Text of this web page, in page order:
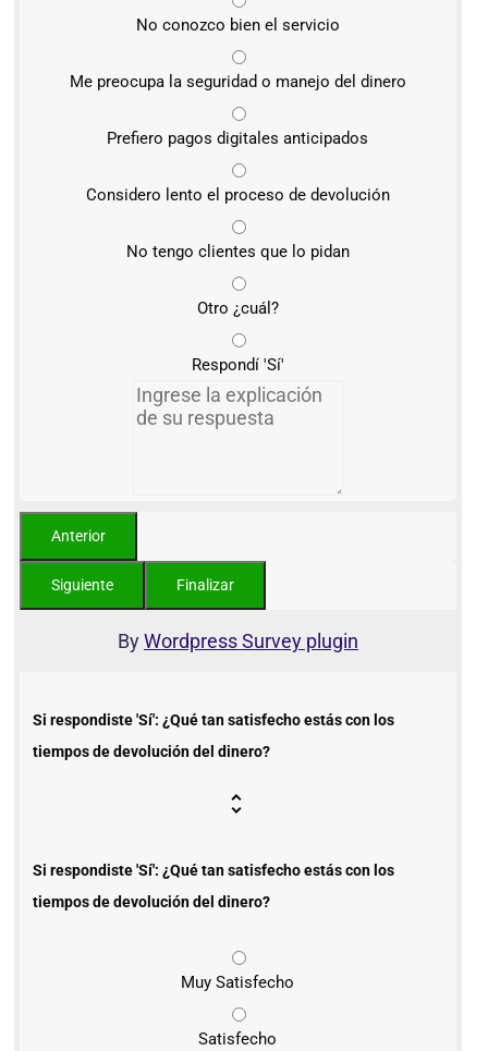
No conozco bien el servicio
Me preocupa la seguridad o manejo del dinero
Prefiero pagos digitales anticipados
Considero lento el proceso de devolución
No tengo clientes que lo pidan
Otro ¿cuál?
Respondí 'Sí'
ByWordpress Survey plugin
Si respondiste 'Sí': ¿Qué tan satisfecho estás con los
tiempos de devolución del dinero?
Si respondiste 'Sí': ¿Qué tan satisfecho estás con los
tiempos de devolución del dinero?
Muy Satisfecho
Satisfecho